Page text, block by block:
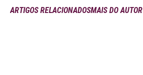
ARTIGOS RELACIONADOSMAIS DO AUTOR